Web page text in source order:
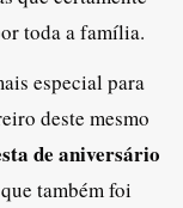
toda a família.
especial para
deste mesmo
de aniversário
também foi